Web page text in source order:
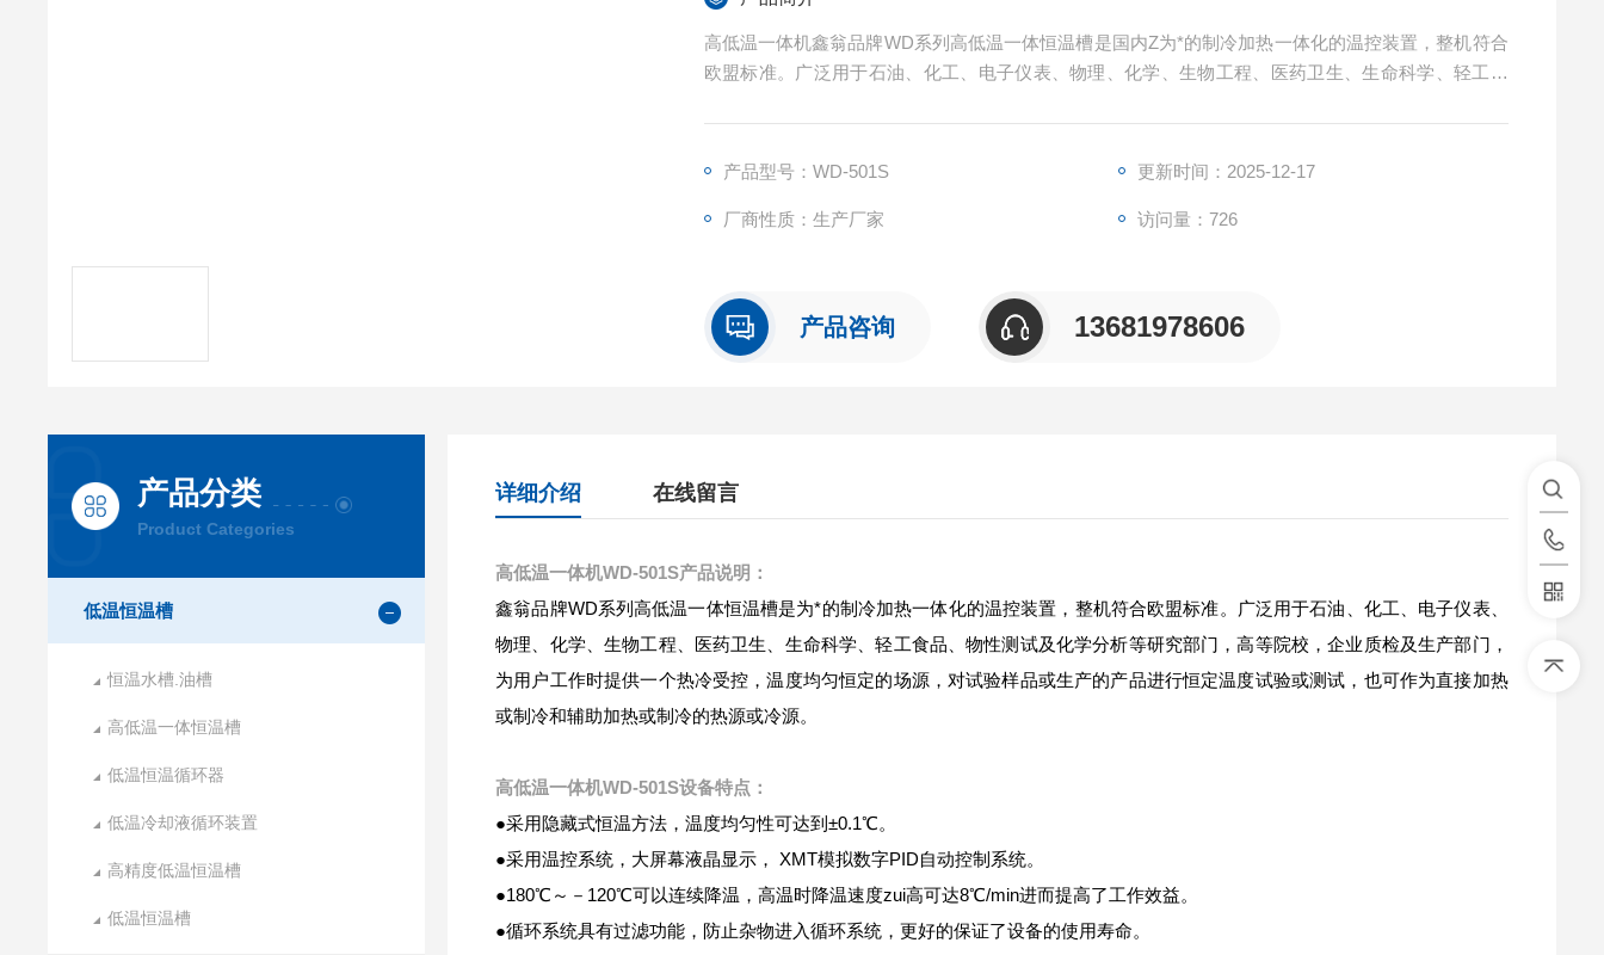
高低温一体机鑫翁品牌WD系列高低温一体恒温槽是国内Z为*的制冷加热一体化的温控装置，整机符合
欧盟标准。广泛用于石油、化工、电子仪表、物理、化学、生物工程、医药卫生、生命科学、轻工食
或制冷和辅助加热或制冷的热源或冷源。
产品型号：WD-501S 更新时间：2025-12-17
厂商性质：生产厂家 访问量：726
产品咨询 13681978606
产品分类
Product Categories
低温恒温槽
恒温水槽.油槽
高低温一体恒温槽
低温恒温循环器
低温冷却液循环装置
高精度低温恒温槽
低温恒温槽
详细介绍 在线留言
高低温一体机WD-501S产品说明：
鑫翁品牌WD系列高低温一体恒温槽是为*的制冷加热一体化的温控装置，整机符合欧盟标准。广泛用于石油、化工、电子仪表、
物理、化学、生物工程、医药卫生、生命科学、轻工食品、物性测试及化学分析等研究部门，高等院校，企业质检及生产部门，
为用户工作时提供一个热冷受控，温度均匀恒定的场源，对试验样品或生产的产品进行恒定温度试验或测试，也可作为直接加热
或制冷和辅助加热或制冷的热源或冷源。
高低温一体机WD-501S设备特点：
●采用隐藏式恒温方法，温度均匀性可达到±0.1℃。
●采用温控系统，大屏幕液晶显示， XMT模拟数字PID自动控制系统。
●180℃～－120℃可以连续降温，高温时降温速度zui高可达8℃/min进而提高了工作效益。
●循环系统具有过滤功能，防止杂物进入循环系统，更好的保证了设备的使用寿命。